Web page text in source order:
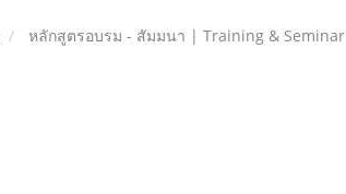
หลักสูตรอบรม - สัมมนา | Training & Seminar